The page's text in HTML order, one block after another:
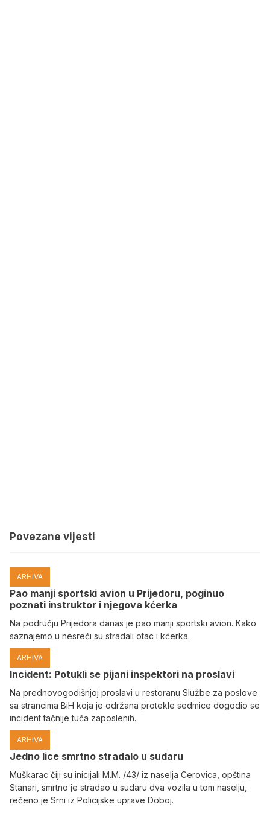
Povezane vijesti
ARHIVA
Pao manji sportski avion u Prijedoru, poginuo
poznati instruktor i njegova kćerka
Na području Prijedora danas je pao manji sportski avion. Kako
saznajemo u nesreći su stradali otac i kćerka.
ARHIVA
Incident: Potukli se pijani inspektori na proslavi
Na prednovogodišnjoj proslavi u restoranu Službe za poslove
sa strancima BiH koja je održana protekle sedmice dogodio se
incident tačnije tuča zaposlenih.
ARHIVA
Јedno lice smrtno stradalo u sudaru
Muškarac čiji su inicijali M.M. /43/ iz naselja Cerovica, opština
Stanari, smrtno je stradao u sudaru dva vozila u tom naselju,
rečeno je Srni iz Policijske uprave Doboj.